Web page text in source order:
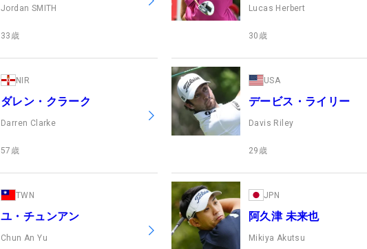
Jordan SMITH
33 歳
Lucas Herbert
30 歳
NIR
ダレン・クラーク
Darren Clarke
57 歳
USA
デービス・ライリー
Davis Riley
29 歳
TWN
ユ・チュンアン
Chun An Yu
JPN
阿久津 未来也
Mikiya Akutsu